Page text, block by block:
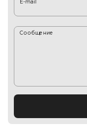
E-mail
Сообщение